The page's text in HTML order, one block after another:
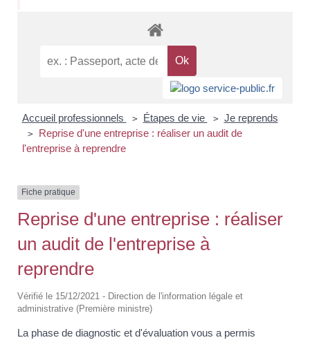
Accueil professionnels > Étapes de vie > Je reprends
>
Reprise d'une entreprise : réaliser un audit de
l'entreprise à reprendre
Fiche pratique
Reprise d'une entreprise : réaliser
un audit de l'entreprise à
reprendre
Vérifié le 15/12/2021 - Direction de l'information légale et
administrative (Première ministre)
La phase de diagnostic et d'évaluation vous a permis